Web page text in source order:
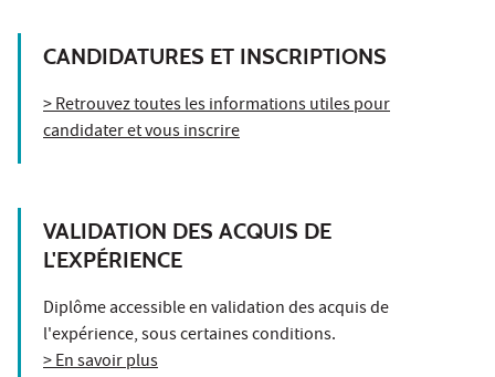
CANDIDATURES ET INSCRIPTIONS
> Retrouvez toutes les informations utiles pour
candidater et vous inscrire
VALIDATION DES ACQUIS DE
L'EXPÉRIENCE
Diplôme accessible en validation des acquis de
l'expérience, sous certaines conditions.
> En savoir plus